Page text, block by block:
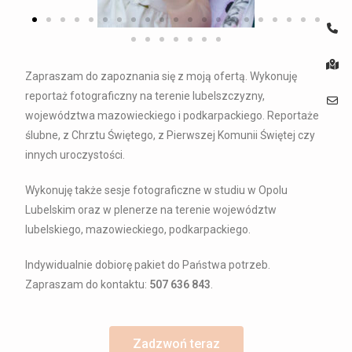
Zapraszam do zapoznania się z moją ofertą. Wykonuję
reportaż fotograficzny na terenie lubelszczyzny,
województwa mazowieckiego i podkarpackiego. Reportaże
ślubne, z Chrztu Świętego, z Pierwszej Komunii Świętej czy
innychuroczystości.
Wykonuję także sesje fotograficzne w studiu w Opolu
Lubelskim oraz w plenerze na terenie województw
lubelskiego, mazowieckiego, podkarpackiego.
Indywidualnie dobiorę pakiet do Państwa potrzeb.
Zapraszam do kontaktu: 507 636 843
Zadzwoń teraz